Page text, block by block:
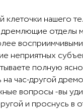
нашего
неприятных
полную
час-другой
-вы
и проснусь